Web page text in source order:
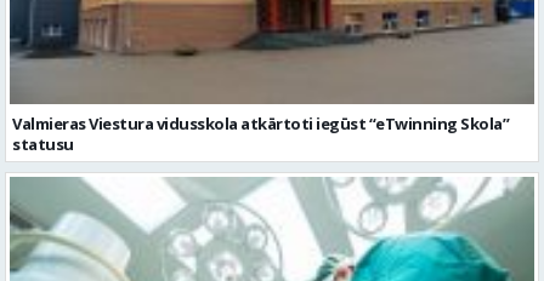
Valmieras Viestura vidusskola atkārtoti iegūst “eTwinning Skola”
statusu